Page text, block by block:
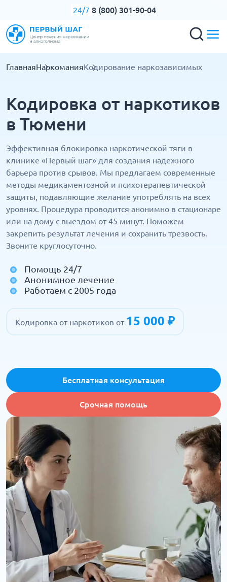
24/7 8 (800) 301-90-04
ГлавнаяНаркоманияКодирование наркозависимых
Кодировка от наркотиков
в Тюмени
Эффективная блокировка наркотической тяги в
клинике «Первый шаг» для создания надежного
барьера против срывов. Мы предлагаем современные
методы медикаментозной и психотерапевтической
защиты, подавляющие желание употреблять на всех
уровнях. Процедура проводится анонимно в стационаре
или на дому с выездом от 45 минут. Поможем
закрепить результат лечения и сохранить трезвость.
Звоните круглосуточно.
Помощь 24/7
Анонимное лечение
Работаем с 2005 года
Кодировка от наркотиков от 15 000 ₽
Бесплатная консультация
Срочная помощь